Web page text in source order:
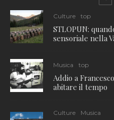
Culture top
STLOPUN:
sensoriale nella
Musica top
Addio a
abitare il tempo
Culture Musica